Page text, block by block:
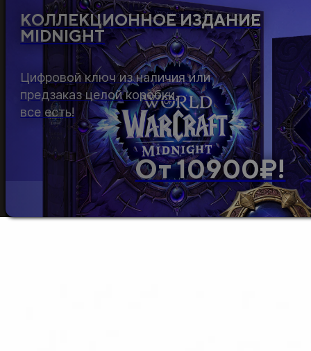
КОЛЛЕКЦИОННОЕ ИЗДАНИЕ
MIDNIGHT
От 10900₽!
Цифровой ключ из наличия или
предзаказ целой коробки,
все есть!